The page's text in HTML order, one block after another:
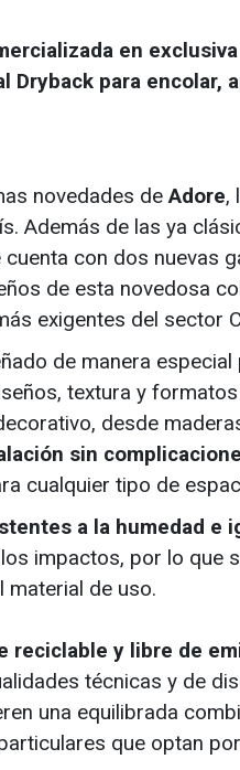
en
Dryback para
novedades deAdore,
Además de las ya
con dos nuevas
de esta novedosa
exigentes del sector
de manera
textura y
desde
sin
cualquier tipo de
a la humedad e
impactos, por lo que
material de uso.
reciclable y libre de
técnicas y de
una equilibrada
que optan